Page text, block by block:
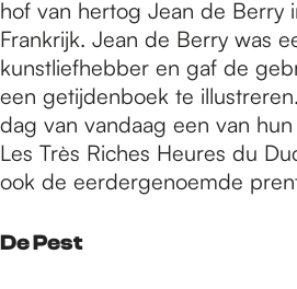
hof van hertog Jean de Berry
Frankrijk. Jean de Berry was
kunstliefhebber en gaf de
een getijdenboek te
dag van vandaag een van
Les Très Riches Heures du
ook de eerdergenoemde
De Pest